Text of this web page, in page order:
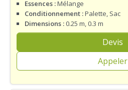
Essences :Mélange
Conditionnement :Palette, Sac
Dimensions : 0.25 m, 0.3 m
Devis
Appeler